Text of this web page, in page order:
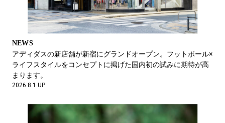
NEWS
アディダスの新店舗が新宿にグランドオープン。フットボール×
ライフスタイルをコンセプトに掲げた国内初の試みに期待が高
まります。
2026.8.1 UP